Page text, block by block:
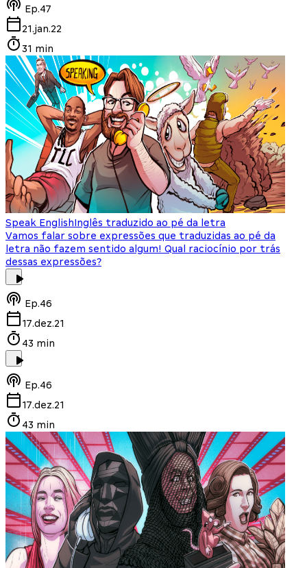
Ep.47
21.jan.22
31 min
Speak EnglishInglês traduzido ao pé da letra
Vamos falar sobre expressões que traduzidas ao pé da
letra não fazem sentido algum! Qual raciocínio por trás
dessas expressões?
Ep.46
17.dez.21
43 min
Ep.46
17.dez.21
43 min